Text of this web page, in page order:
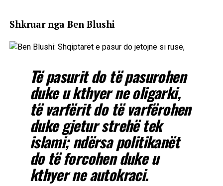
Shkruar nga Ben Blushi
Të pasurit do të pasurohen
duke u kthyer ne oligarki,
të varfërit do të varfërohen
duke gjetur strehë tek
islami; ndërsa politikanët
do të forcohen duke u
kthyer ne autokraci.